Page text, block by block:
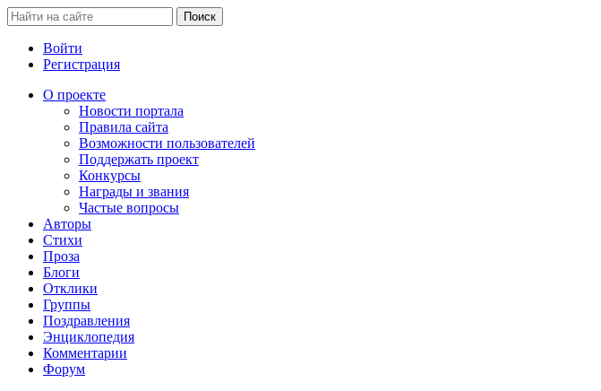
Войти
Регистрация
О проекте
Новости портала
Правила сайта
Возможности пользователей
Поддержать проект
Конкурсы
Награды и звания
Частые вопросы
Авторы
Стихи
Проза
Блоги
Отклики
Группы
Поздравления
Энциклопедия
Комментарии
Форум